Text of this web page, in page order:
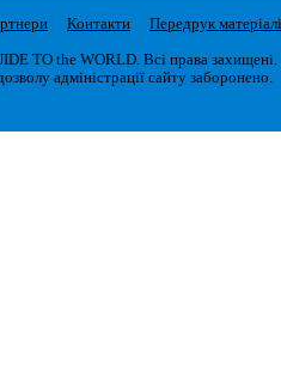
Контакти
Передрук
TO the WORLD. Всі права захищені.
адміністрації сайту заборонено.